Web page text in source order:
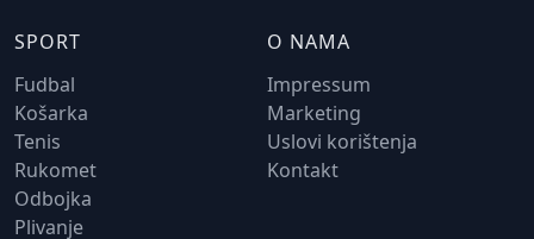
SPORT
Fudbal
Košarka
Tenis
Rukomet
Odbojka
Plivanje
O NAMA
Impressum
Marketing
Uslovi korištenja
Kontakt